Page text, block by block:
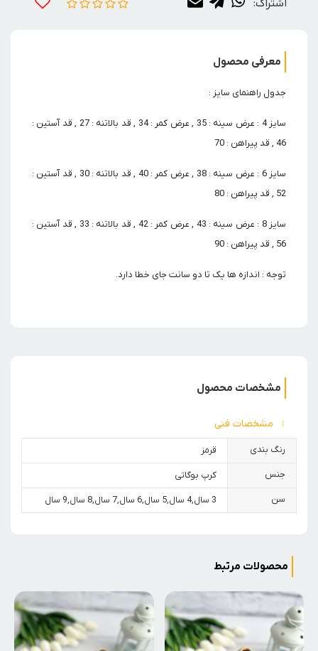
اشتراک:
معرفی محصول
جدول راهنمای سایز :
سایز 4 : عرض سینه : 35 , عرض کمر : 34 , قد بالاتنه : 27 , قد آستین :
46 , قد پیراهن : 70
سایز 6 : عرض سینه : 38 , عرض کمر : 40 , قد بالاتنه : 30 , قد آستین :
52 , قد پیراهن : 80
سایز 8 : عرض سینه : 43 , عرض کمر : 42 , قد بالاتنه : 33 , قد آستین :
56 , قد پیراهن : 90
توجه : اندازه ها یک تا دو سانت جای خطا دارد.
مشخصات محصول
مشخصات فنی
رنگ بندی قرمز
جنس کرپ بوگاتی
سن 3 سال ,4 سال ,5 سال ,6 سال ,7 سال ,8 سال ,9 سال
محصولات مرتبط